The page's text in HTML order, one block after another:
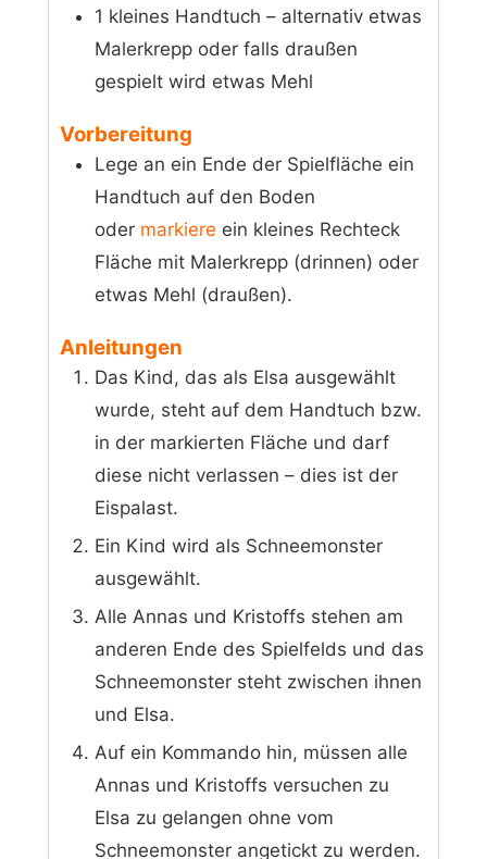
1 kleines Handtuch – alternativ etwas
Malerkrepp oder falls draußen
gespielt wird etwas Mehl
Vorbereitung
Lege an ein Ende der Spielfläche ein
Handtuch auf den Boden
oder markiere ein kleines Rechteck
Fläche mit Malerkrepp (drinnen) oder
etwas Mehl (draußen).
Anleitungen
Das Kind, das als Elsa ausgewählt
wurde, steht auf dem Handtuch bzw.
in der markierten Fläche und darf
diese nicht verlassen – dies ist der
Eispalast.
Ein Kind wird als Schneemonster
ausgewählt.
Alle Annas und Kristoffs stehen am
anderen Ende des Spielfelds und das
Schneemonster steht zwischen ihnen
und Elsa.
Auf ein Kommando hin, müssen alle
Annas und Kristoffs versuchen zu
Elsa zu gelangen ohne vom
Schneemonster angetickt zu werden.